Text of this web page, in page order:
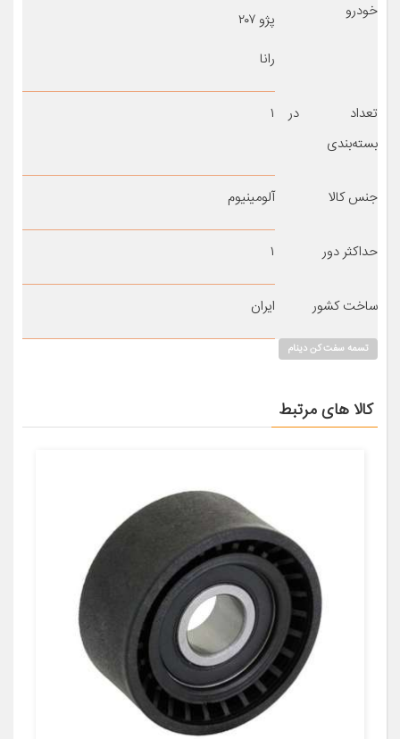
خودرو
پژو ۲۰۷
رانا
تعداد در
بسته‌بندی
۱
جنس کالا آلومينيوم
حداکثر دور ۱
ساخت کشور ايران
تسمه سفت کن دینام
کالا های مرتبط